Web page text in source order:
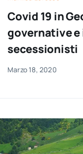
Newsletter
Ita
Covid 19 in
governative
secessionisti
Marzo 18, 2020